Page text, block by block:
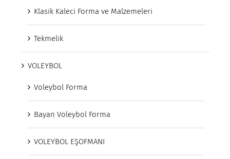
Klasik Kaleci Forma ve Malzemeleri
Tekmelik
VOLEYBOL
Voleybol Forma
Bayan Voleybol Forma
VOLEYBOL EŞOFMANI